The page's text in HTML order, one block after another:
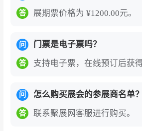
答 展期票价格为 ¥1200.00元。
问 门票是电子票吗？
答 支持电子票，在线预订后获得
问 怎么购买展会的参展商名单？
答 联系聚展网客服进行购买。